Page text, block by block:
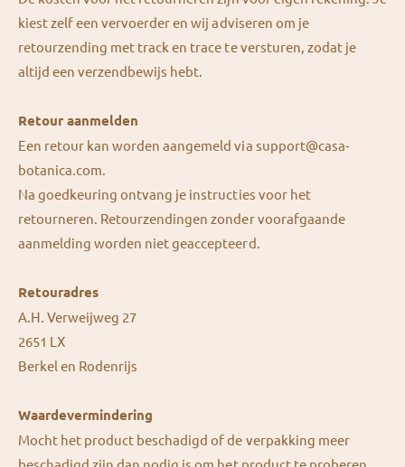
kiest zelf een vervoerder en wij adviseren om je
retourzending met track en trace te versturen, zodat je
altijd een verzendbewijs hebt.
Retour aanmelden
Een retour kan worden aangemeld via support@casa-
botanica.com.
Na goedkeuring ontvang je instructies voor het
retourneren. Retourzendingen zonder voorafgaande
aanmelding worden niet geaccepteerd.
Retouradres
A.H. Verweijweg 27
2651 LX
Berkel en Rodenrijs
Waardevermindering
Mocht het product beschadigd of de verpakking meer